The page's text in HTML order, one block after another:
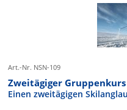
Art.-Nr. NSN-109
Zweitägiger Gruppenkurs
Einen zweitägigen